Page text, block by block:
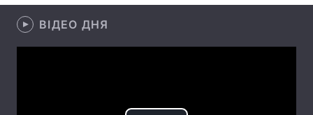
Здоров'я
ВІДЕО ДНЯ